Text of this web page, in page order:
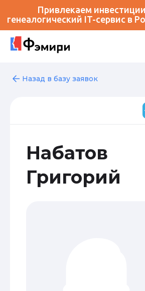
Привлекаем
генеалогический IT-сервис в
Назад в базу заявок
Набатов
Григорий